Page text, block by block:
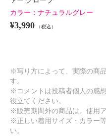
カラー： ナチュラルグレー
¥3,990 （税込）
※写り方によって、実際の商
す。
※コメントは投稿者個人の感
役立てください。
※販売期間外の商品は、使用
※正しい着用サイズ・カラー
い。